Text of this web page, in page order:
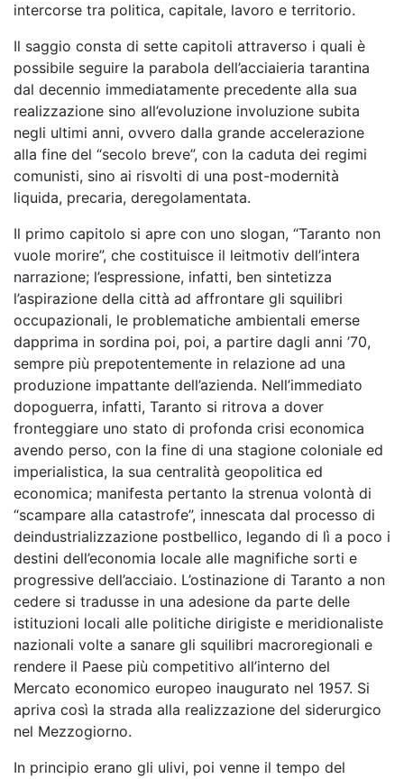
intercorse tra politica, capitale, lavoro e territorio.
Il saggio consta di sette capitoli attraverso i quali è
possibile seguire la parabola dell’acciaieria tarantina
dal decennio immediatamente precedente alla sua
realizzazione sino all’evoluzione involuzione subita
negli ultimi anni, ovvero dalla grande accelerazione
alla fine del “secolo breve”, con la caduta dei regimi
comunisti, sino ai risvolti di una post-modernità
liquida, precaria, deregolamentata.
Il primo capitolo si apre con uno slogan, “Taranto non
vuole morire”, che costituisce il leitmotiv dell’intera
narrazione; l’espressione, infatti, ben sintetizza
l’aspirazione della città ad affrontare gli squilibri
occupazionali, le problematiche ambientali emerse
dapprima in sordina poi, poi, a partire dagli anni ’70,
sempre più prepotentemente in relazione ad una
produzione impattante dell’azienda. Nell’immediato
dopoguerra, infatti, Taranto si ritrova a dover
fronteggiare uno stato di profonda crisi economica
avendo perso, con la fine di una stagione coloniale ed
imperialistica, la sua centralità geopolitica ed
economica; manifesta pertanto la strenua volontà di
“scampare alla catastrofe”, innescata dal processo di
deindustrializzazione postbellico, legando di lì a poco i
destini dell’economia locale alle magnifiche sorti e
progressive dell’acciaio. L’ostinazione di Taranto a non
cedere si tradusse in una adesione da parte delle
istituzioni locali alle politiche dirigiste e meridionaliste
nazionali volte a sanare gli squilibri macroregionali e
rendere il Paese più competitivo all’interno del
Mercato economico europeo inaugurato nel 1957. Si
apriva così la strada alla realizzazione del siderurgico
nel Mezzogiorno.
In principio erano gli ulivi, poi venne il tempo del